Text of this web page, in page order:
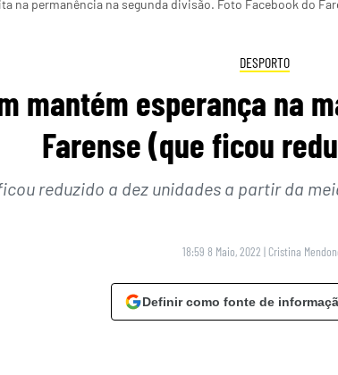
na permanência na segunda divisão. Foto Facebook do
DESPORTO
mantém esperança na
Farense (que ficou
reduzido a dez unidades a partir da
18:59 8 Maio, 2022 | Cristina
Definir como fonte de